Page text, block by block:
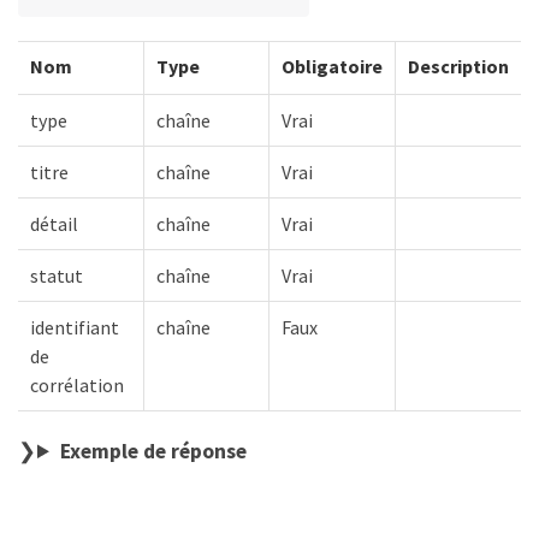
Nom Type Obligatoire Description
type chaîne Vrai
titre chaîne Vrai
détail chaîne Vrai
statut chaîne Vrai
identifiant
de
corrélation
chaîne Faux
Exemple de réponse